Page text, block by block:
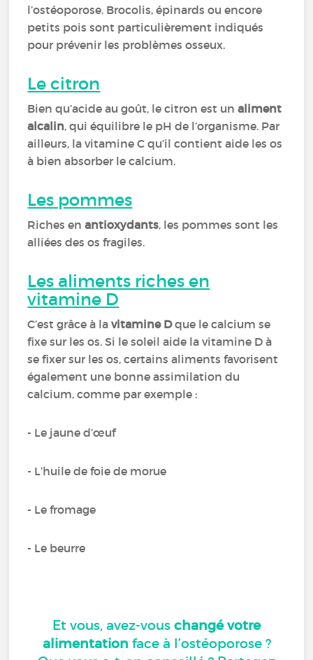
l’ostéoporose. Brocolis, épinards ou encore
petits pois sont particulièrement indiqués
pour prévenir les problèmes osseux.
Le citron
Bien qu’acide au goût, le citron est unaliment
alcalin, qui équilibre le pH de l’organisme. Par
ailleurs, la vitamine C qu’il contient aide les os
à bien absorber le calcium.
Les pommes
Riches enantioxydants, les pommes sont les
alliées des os fragiles.
Les aliments riches en
vitamine D
C’est grâce à lavitamine Dque le calcium se
fixe sur les os. Si le soleil aide la vitamine D à
se fixer sur les os, certains aliments favorisent
également une bonne assimilation du
calcium, comme par exemple :
- Le jaune d’œuf
- L’huile de foie de morue
- Le fromage
- Le beurre
Et vous, avez-vous changé votre
alimentation face à l’ostéoporose ?